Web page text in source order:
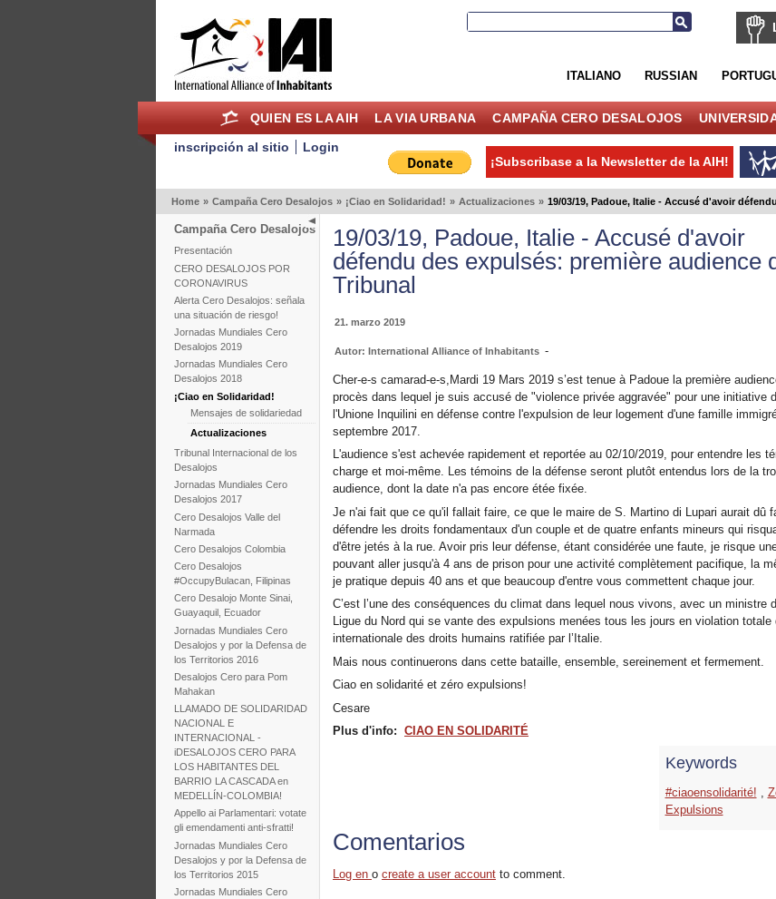
ITALIANO RUSSIAN
QUIEN ES LA AIH LA VIA URBANA CAMPAÑA CERO DESALOJOS
inscripción al sitio
Login
¡Subscribase a la Newsletter de la AIH!
Home » Campaña Cero Desalojos » ¡Ciao en Solidaridad! » Actualizaciones » 19/03/19, Padoue, Italie - Accusé d'avoir
Campaña Cero Desalojos
Presentación
CERO DESALOJOS POR
CORONAVIRUS
Alerta Cero Desalojos: señala
una situación de riesgo!
Jornadas Mundiales Cero
Desalojos 2019
Jornadas Mundiales Cero
Desalojos 2018
¡Ciao en Solidaridad!
Mensajes de solidariedad
Actualizaciones
Tribunal Internacional de los
Desalojos
Jornadas Mundiales Cero
Desalojos 2017
Cero Desalojos Valle del
Narmada
Cero Desalojos Colombia
Cero Desalojos
#OccupyBulacan, Filipinas
Cero Desalojo Monte Sinai,
Guayaquil, Ecuador
Jornadas Mundiales Cero
Desalojos y por la Defensa de
los Territorios 2016
Desalojos Cero para Pom
Mahakan
LLAMADO DE SOLIDARIDAD
NACIONAL E
INTERNACIONAL -
iDESALOJOS CERO PARA
LOS HABITANTES DEL
BARRIO LA CASCADA en
MEDELLÍN-COLOMBIA!
Appello ai Parlamentari: votate
gli emendamenti anti-sfratti!
Jornadas Mundiales Cero
Desalojos y por la Defensa de
los Territorios 2015
Jornadas Mundiales Cero
19/03/19, Padoue, Italie - Accusé d'avoir
défendu des expulsés: première audience
Tribunal
21. marzo 2019
Autor: International Alliance of Inhabitants -
Cher-e-s camarad-e-s,Mardi 19 Mars 2019 s’est tenue à Padoue la première
procès dans lequel je suis accusé de "violence privée aggravée" pour une initiative
l'Unione Inquilini en défense contre l'expulsion de leur logement d'une famille
septembre 2017.
L'audience s'est achevée rapidement et reportée au 02/10/2019, pour entendre les
charge et moi-même. Les témoins de la défense seront plutôt entendus lors de la
audience, dont la date n'a pas encore étée fixée.
Je n'ai fait que ce qu'il fallait faire, ce que le maire de S. Martino di Lupari aurait dû
défendre les droits fondamentaux d'un couple et de quatre enfants mineurs qui
d'être jetés à la rue. Avoir pris leur défense, étant considérée une faute, je risque
pouvant aller jusqu'à 4 ans de prison pour une activité complètement pacifique, la
je pratique depuis 40 ans et que beaucoup d'entre vous commettent chaque jour.
C’est l’une des conséquences du climat dans lequel nous vivons, avec un ministre
Ligue du Nord qui se vante des expulsions menées tous les jours en violation totale
internationale des droits humains ratifiée par l’Italie.
Mais nous continuerons dans cette bataille, ensemble, sereinement et fermement.
Ciao en solidarité et zéro expulsions!
Cesare
Plus d'info:
CIAO EN SOLIDARITÉ
Keywords
#ciaoensolidarité! ,
Expulsions
Comentarios
Log enocreate a user account to comment.